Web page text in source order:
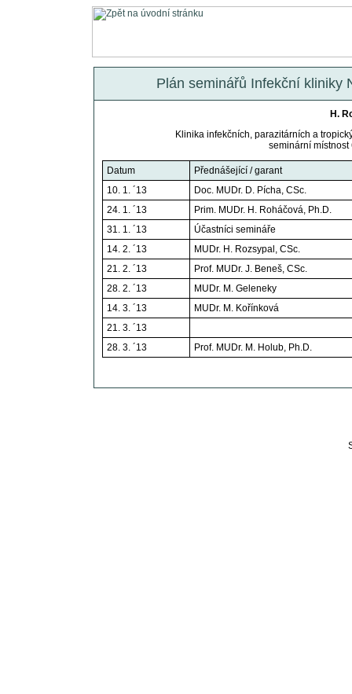
Plán seminářů Infekční kliniky
H.
Klinika infekčních, parazitárních a
seminární místnost
Datum
Přednášející / garant
10. 1. ´13
Doc. MUDr. D. Pícha, CSc.
24. 1. ´13
Prim. MUDr. H. Roháčová, Ph.D.
31. 1. ´13
Účastníci semináře
14. 2. ´13
MUDr. H. Rozsypal, CSc.
21. 2. ´13
Prof. MUDr. J. Beneš, CSc.
28. 2. ´13
MUDr. M. Geleneky
14. 3. ´13
MUDr. M. Kořínková
21. 3. ´13
28. 3. ´13
Prof. MUDr. M. Holub, Ph.D.